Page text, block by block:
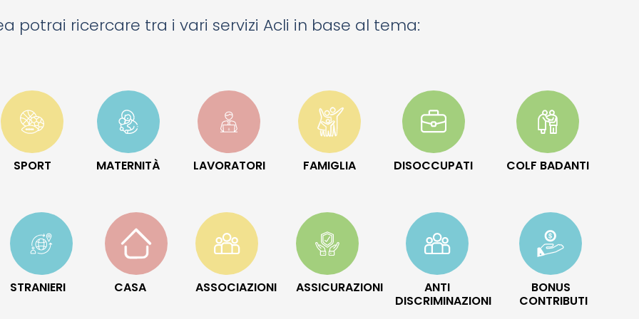
potrai ricercare tra i vari servizi Acli in base al tema:
SPORT MATERNITÀ LAVORATORI FAMIGLIA DISOCCUPATI COLF BADANTI
STRANIERI CASA ASSOCIAZIONI ASSICURAZIONI
ANTI
DISCRIMINAZIONI
BONUS
CONTRIBUTI